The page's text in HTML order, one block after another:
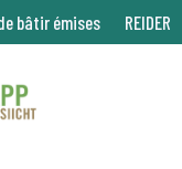
bâtir émises REIDER